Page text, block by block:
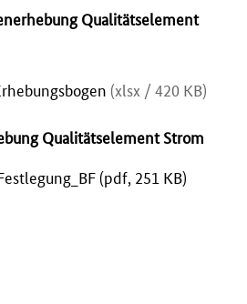
Qualitätselement
(xlsx / 420 KB)
Qualitätselement Strom
(pdf, 251 KB)